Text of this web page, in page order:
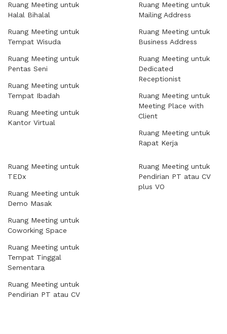
Ruang Meeting untuk
Halal Bihalal
Ruang Meeting untuk
Tempat Wisuda
Ruang Meeting untuk
Pentas Seni
Ruang Meeting untuk
Tempat Ibadah
Ruang Meeting untuk
Kantor Virtual
Ruang Meeting untuk
Mailing Address
Ruang Meeting untuk
Business Address
Ruang Meeting untuk
Dedicated
Receptionist
Ruang Meeting untuk
Meeting Place with
Client
Ruang Meeting untuk
Rapat Kerja
Ruang Meeting untuk
TEDx
Ruang Meeting untuk
Demo Masak
Ruang Meeting untuk
Coworking Space
Ruang Meeting untuk
Tempat Tinggal
Sementara
Ruang Meeting untuk
Pendirian PT atau CV
Ruang Meeting untuk
Pendirian PT atau CV
plus VO